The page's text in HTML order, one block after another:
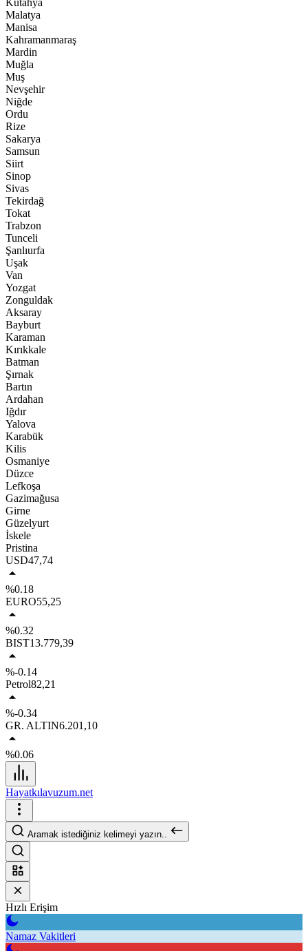
Kütahya
Malatya
Manisa
Kahramanmaraş
Mardin
Muğla
Muş
Nevşehir
Niğde
Ordu
Rize
Sakarya
Samsun
Siirt
Sinop
Sivas
Tekirdağ
Tokat
Trabzon
Tunceli
Şanlıurfa
Uşak
Van
Yozgat
Zonguldak
Aksaray
Bayburt
Karaman
Kırıkkale
Batman
Şırnak
Bartın
Ardahan
Iğdır
Yalova
Karabük
Kilis
Osmaniye
Düzce
Lefkoşa
Gazimağusa
Girne
Güzelyurt
İskele
Pristina
USD47,74
%0.18
EURO55,25
%0.32
BIST13.779,39
%-0.14
Petrol82,21
%-0.34
GR. ALTIN6.201,10
%0.06
Hayatkılavuzum.net
Aramak istediğiniz kelimeyi yazın..
Hızlı Erişim
Namaz Vakitleri